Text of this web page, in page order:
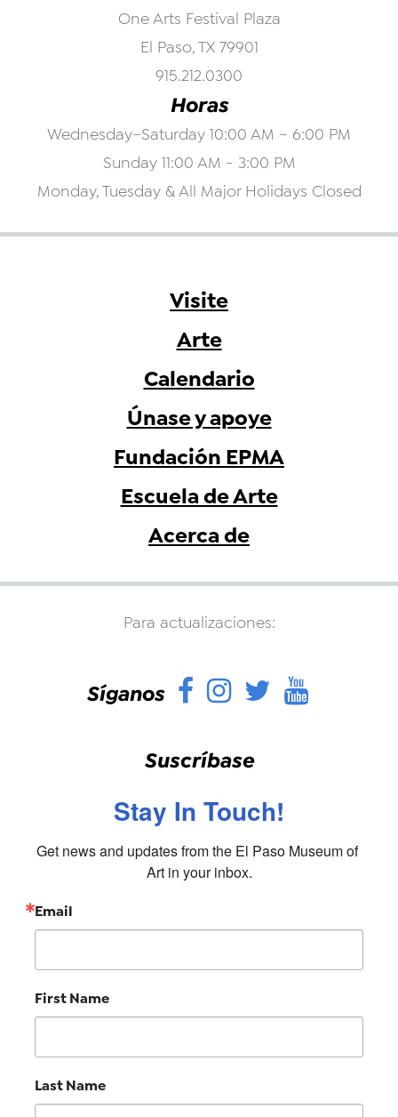
One Arts Festival Plaza
El Paso, TX 79901
915.212.0300
Horas
Wednesday–Saturday 10:00 AM – 6:00 PM
Sunday 11:00 AM - 3:00 PM
Monday, Tuesday & All Major Holidays Closed
Visite
Arte
Calendario
Únase y apoye
Fundación EPMA
Escuela de Arte
Acerca de
Para actualizaciones:
Síganos Facebook
Instagram
Twitter
Suscríbase
Stay In Touch!
Get news and updates from the El Paso Museum of
Art in your inbox.
Email
First Name
Last Name